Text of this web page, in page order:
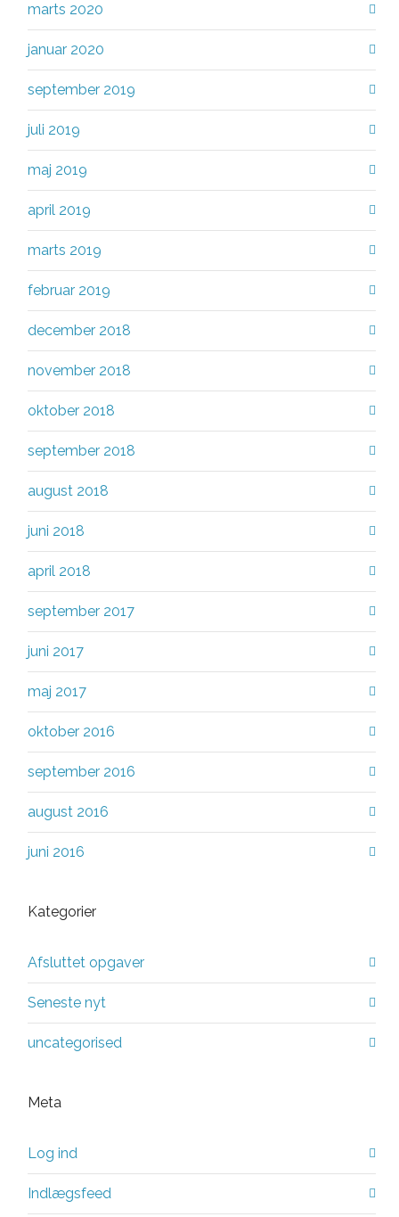
marts 2020
januar 2020
september 2019
juli 2019
maj 2019
april 2019
marts 2019
februar 2019
december 2018
november 2018
oktober 2018
september 2018
august 2018
juni 2018
april 2018
september 2017
juni 2017
maj 2017
oktober 2016
september 2016
august 2016
juni 2016
Kategorier
Afsluttet opgaver
Seneste nyt
uncategorised
Meta
Log ind
Indlægsfeed